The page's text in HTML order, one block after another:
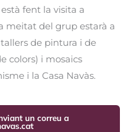
fent la visita a
meitat del grup estarà a
de pintura i de
colors) i mosaics
i la Casa Navàs.
un correu a